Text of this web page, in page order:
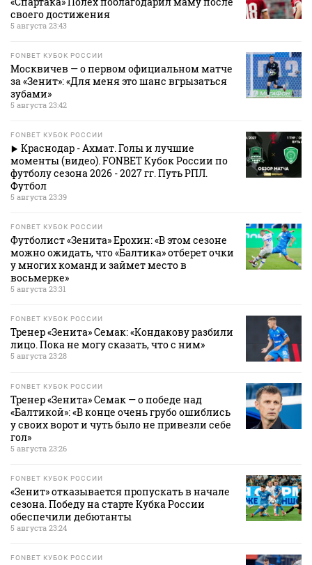
своего достижения
5 августа 23:43
FONBET КУБОК РОССИИ
Москвичев — о первом официальном матче
за «Зенит»: «Для меня это шанс вгрызаться
зубами»
5 августа 23:42
FONBET КУБОК РОССИИ
Краснодар - Ахмат. Голы и лучшие
моменты (видео). FONBET Кубок России по
футболу сезона 2026 - 2027 гг. Путь РПЛ.
Футбол
5 августа 23:39
FONBET КУБОК РОССИИ
Футболист «Зенита» Ерохин: «В этом сезоне
можно ожидать, что «Балтика» отберет очки
у многих команд и займет место в
восьмерке»
5 августа 23:31
FONBET КУБОК РОССИИ
Тренер «Зенита» Семак: «Кондакову разбили
лицо. Пока не могу сказать, что с ним»
5 августа 23:28
FONBET КУБОК РОССИИ
Тренер «Зенита» Семак — о победе над
«Балтикой»: «В конце очень грубо ошиблись
у своих ворот и чуть было не привезли себе
гол»
5 августа 23:26
FONBET КУБОК РОССИИ
«Зенит» отказывается пропускать в начале
сезона. Победу на старте Кубка России
обеспечили дебютанты
5 августа 23:24
FONBET КУБОК РОССИИ